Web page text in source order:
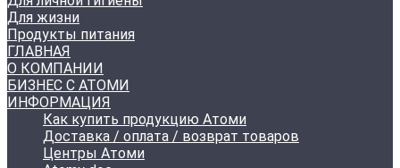
Для жизни
Продукты питания
ГЛАВНАЯ
О КОМПАНИИ
БИЗНЕС С АТОМИ
ИНФОРМАЦИЯ
Как купить продукцию Атоми
Доставка / оплата / возврат товаров
Центры Атоми